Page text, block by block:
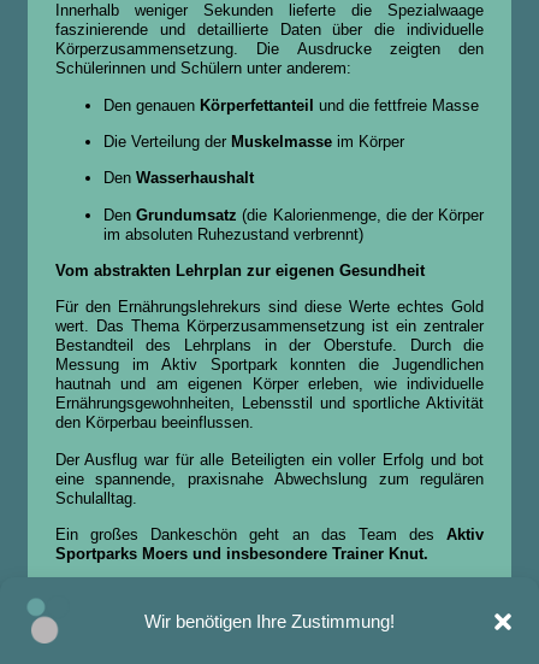
Wir benötigen Ihre Zustimmung!
Innerhalb weniger Sekunden lieferte die Spezialwaage
faszinierende und detaillierte Daten über die individuelle
Körperzusammensetzung. Die Ausdrucke zeigten den
Schülerinnen und Schülern unter anderem:
Den genauen Körperfettanteil und die fettfreie Masse
Die Verteilung der Muskelmasseim Körper
Den Wasserhaushalt
Den Grundumsatz (die Kalorienmenge, die der Körper
im absoluten Ruhezustand verbrennt)
Vom abstrakten Lehrplan zur eigenen Gesundheit
Für den Ernährungslehrekurs sind diese Werte echtes Gold
wert. Das Thema Körperzusammensetzung ist ein zentraler
Bestandteil des Lehrplans in der Oberstufe. Durch die
Messung im Aktiv Sportpark konnten die Jugendlichen
hautnah und am eigenen Körper erleben, wie individuelle
Ernährungsgewohnheiten, Lebensstil und sportliche Aktivität
den Körperbau beeinflussen.
Der Ausflug war für alle Beteiligten ein voller Erfolg und bot
eine spannende, praxisnahe Abwechslung zum regulären
Schulalltag.
Ein großes Dankeschön geht an das Team desAktiv
Sportparks Moers und insbesondere Trainer Knut.